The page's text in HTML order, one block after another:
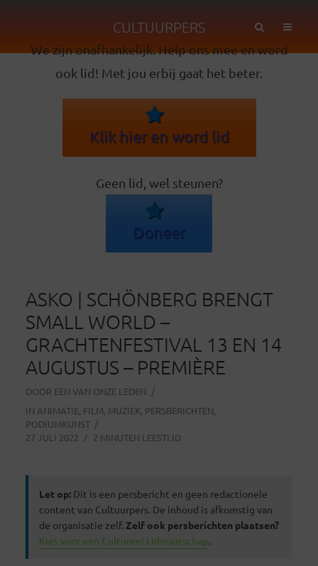
CULTUURPERS
We zijn onafhankelijk. Help ons mee en word
ook lid! Met jou erbij gaat het beter.
Klik hier en word lid
Geen lid, wel steunen?
Doneer
ASKO | SCHÖNBERG BRENGT
SMALL WORLD –
GRACHTENFESTIVAL 13 EN 14
AUGUSTUS – PREMIÈRE
DOOR EEN VAN ONZE LEDEN
IN ANIMATIE, FILM, MUZIEK, PERSBERICHTEN,
PODIUMKUNST
27 JULI 2022
2 MINUTEN LEESTIJD
Let op:Dit is een persbericht en geen redactionele
content van Cultuurpers. De inhoud is afkomstig van
de organisatie zelf. Zelf ook persberichten plaatsen?
Kies voor een Cultureel Lidmaatschap.